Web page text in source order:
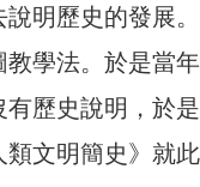
明歷史的發展
學法。於是當
歷史說明，於
文明簡史》就此